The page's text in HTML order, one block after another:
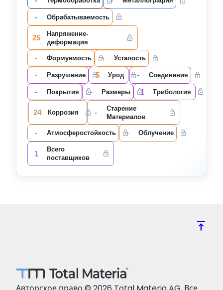
- Oбрабатываемость
25
Напряжение-
деформация
- Формуемость - Усталость
- Разрушение 5 Урод - Соединения
- Покрытия - Размеры 1 Трибология
24 Коррозия -
Старение
Материалов
- Атмосферостойкость - Облучение
1
Всего
поставщиков
vertical_align_top